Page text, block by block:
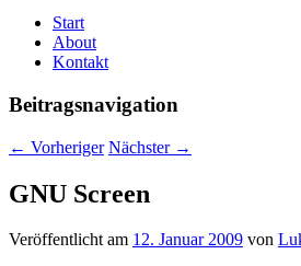
Start
About
Kontakt
Beitragsnavigation
← Vorheriger Nächster →
GNU Screen
Veröffentlicht am 12. Januar 2009 von